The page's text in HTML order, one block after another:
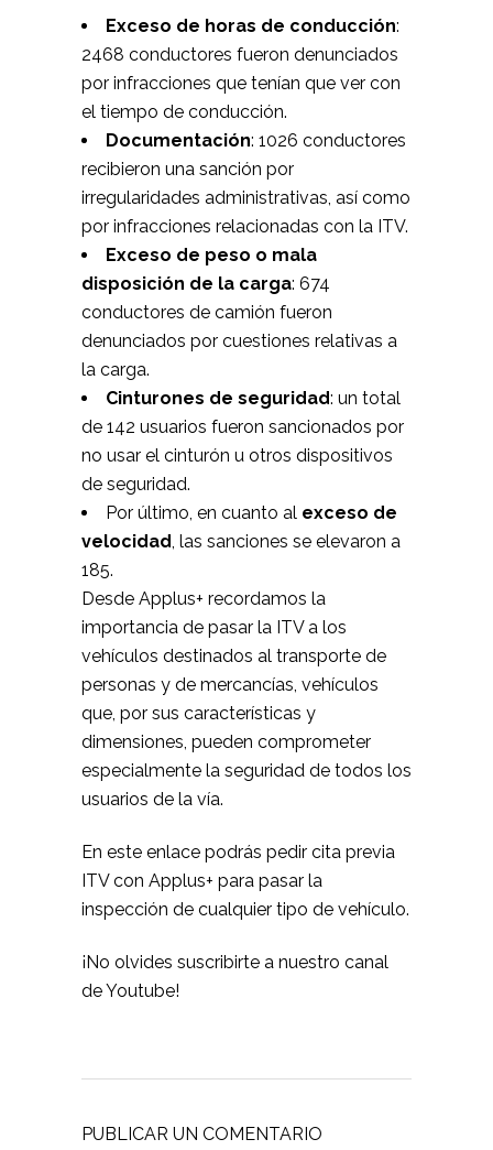
Exceso de horas de conducción:
2468 conductores fueron denunciados
por infracciones que tenían que ver con
el tiempo de conducción.
Documentación: 1026 conductores
recibieron una sanción por
irregularidades administrativas, así como
por infracciones relacionadas con la ITV.
Exceso de peso o mala
disposición de la carga: 674
conductores de camión fueron
denunciados por cuestiones relativas a
la carga.
Cinturones de seguridad: un total
de 142 usuarios fueron sancionados por
no usar el cinturón u otros dispositivos
de seguridad.
Por último, en cuanto al exceso de
velocidad, las sanciones se elevaron a
185.
Desde Applus+ recordamos la
importancia de pasar la ITV a los
vehículos destinados al transporte de
personas y de mercancías, vehículos
que, por sus características y
dimensiones, pueden comprometer
especialmente la seguridad de todos los
usuarios de la vía.
En este enlace podrás pedir cita previa
ITVcon Applus+ para pasar la
inspección de cualquier tipo de vehículo.
¡No olvides suscribirte a nuestro canal
de Youtube!
PUBLICAR UN COMENTARIO